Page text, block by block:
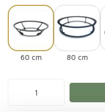
60 cm 80 cm